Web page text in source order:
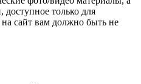
доступное только для
сайт вам должно быть не